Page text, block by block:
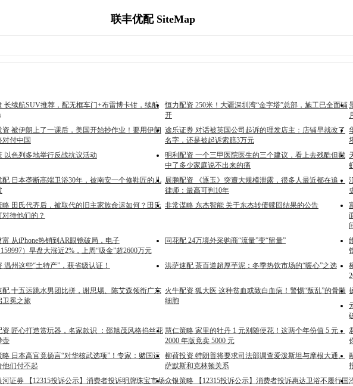
联丰优配 SiteMap
长续航SUV推荐，配无框车门+布雷博卡钳，续航
恒力配资 250米！大疆深圳湾“金字塔”总部，施工已全面铺
开
资 被伊朗上了一课后，美国开始抄作业！要用伊朗
对付中国
途乐证券 对话被英国公司起诉的理发店主：店铺早就改了
名字，还是被起诉索赔3万元
以色列多地举行反战抗议活动
明利配资 一个三甲医院医生的三个建议，看上去残酷但戳
中了多少家庭说不出来的痛
配 日本垄断高端卫浴30年，被南安一个修鞋匠的儿 展鹏配资 《逐玉》突遭大规模泄露，很多人最近都在追，
律师：最高可判10年
略 田氏代齐后，被取代的旧主家族命运如何？田氏
对待他们的？
非常谋略 东杰智能 关于东杰转债赎回结果的公告
富 从iPhone热销到AR眼镜破局，电子
）早盘大涨近2%，上周“吸金”超2600万元
同花配 24万境外采购商“流量”变“留量”
温州这些“土特产”，获省级认证！ 洪萨速配 茶百道超厚芋泥：冬季热饮市场的“暖心”之选
配 十五运跳水男团比拼，谢思埸、陈艾森领衔广东
卫冕之旅
火牛配资 狐大医 这种贫血或致白血病！警惕“叛乱”的骨髓
细胞
资 匠心打造赏玩器，名家款识 ：邵旭茂风格掐丝花
壶
慧仁策略 家里的牡丹 1 元别随便花！这两个年份值 5 元，
2000 年版竟卖 5000 元
略 日本高官竟扬言“对华核武选项”！专家：赌国运
他们付不起
柳荷投资 特朗普将要求司法部调查爱泼斯坦与摩根大通、
萨默斯和克林顿关系
河证券 【12315投诉公示】消费者投诉明牌珠宝市场众银策略 【12315投诉公示】消费者投诉惠达卫浴不履行国